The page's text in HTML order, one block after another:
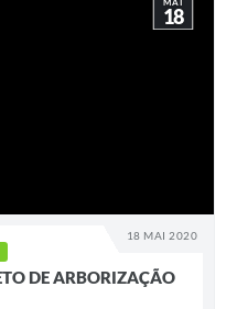
18 MAI 2020
MAI
18
DE ARBORIZAÇÃO